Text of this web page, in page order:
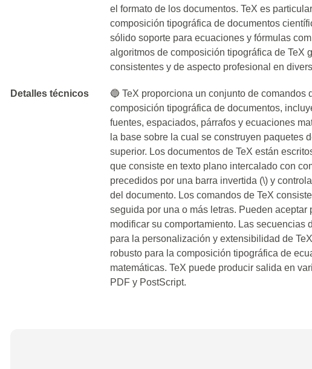
el formato de los documentos. TeX es
composición tipográfica de documentos
sólido soporte para ecuaciones y fórmulas
algoritmos de composición tipográfica de TeX
consistentes y de aspecto profesional en
Detalles técnicos
🔵 TeX proporciona un conjunto de comandos
composición tipográfica de documentos,
fuentes, espaciados, párrafos y ecuaciones
la base sobre la cual se construyen paquetes
superior. Los documentos de TeX están
que consiste en texto plano intercalado con
precedidos por una barra invertida (\) y
del documento. Los comandos de TeX
seguida por una o más letras. Pueden aceptar
modificar su comportamiento. Las secuencias
para la personalización y extensibilidad de
robusto para la composición tipográfica de
matemáticas. TeX puede producir salida en
PDF y PostScript.